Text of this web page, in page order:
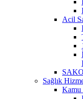
Acil
Sağlık
Kamu